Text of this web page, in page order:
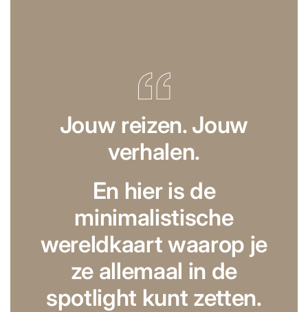
Jouw reizen. Jouw
verhalen.
En hier is de
minimalistische
wereldkaart waarop je
ze allemaal in de
spotlight kunt zetten.